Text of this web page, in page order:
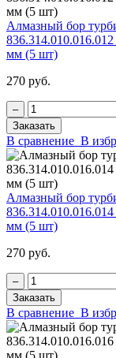
Алмазный бор
мм (5 шт)
270 руб.
‒
Заказать
В сравнение В
Алмазный бор
мм (5 шт)
270 руб.
‒
Заказать
В сравнение В